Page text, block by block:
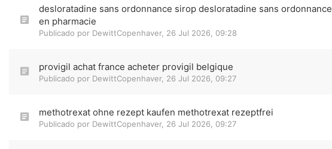
desloratadine sans ordonnance sirop desloratadine sans ordonnance
en pharmacie
Publicado por DewittCopenhaver, 26 Jul 2026, 09:28
provigil achat france acheter provigil belgique
Publicado por DewittCopenhaver, 26 Jul 2026, 09:27
methotrexat ohne rezept kaufen methotrexat rezeptfrei
Publicado por DewittCopenhaver, 26 Jul 2026, 09:27